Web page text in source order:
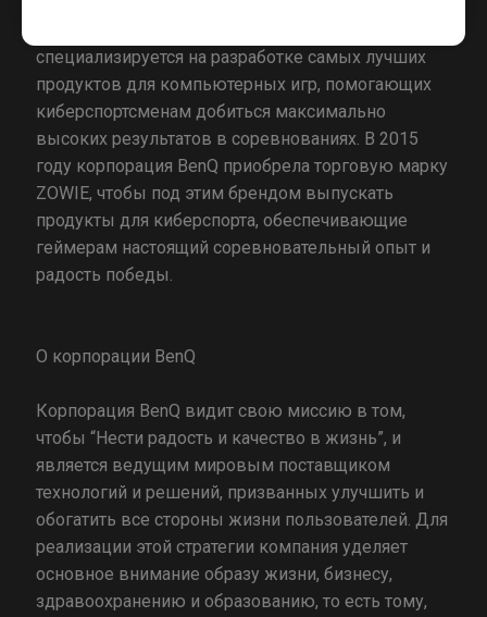
специализируется на разработке самых лучших
продуктов для компьютерных игр, помогающих
киберспортсменам добиться максимально
высоких результатов в соревнованиях. В 2015
году корпорация BenQ приобрела торговую марку
ZOWIE, чтобы под этим брендом выпускать
продукты для киберспорта, обеспечивающие
геймерам настоящий соревновательный опыт и
радость победы.
О корпорации BenQ
Корпорация BenQ видит свою миссию в том,
чтобы “Нести радость и качество в жизнь”, и
является ведущим мировым поставщиком
технологий и решений, призванных улучшить и
обогатить все стороны жизни пользователей. Для
реализации этой стратегии компания уделяет
основное внимание образу жизни, бизнесу,
здравоохранению и образованию, то есть тому,